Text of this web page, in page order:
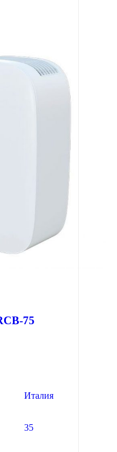
75
Италия
35